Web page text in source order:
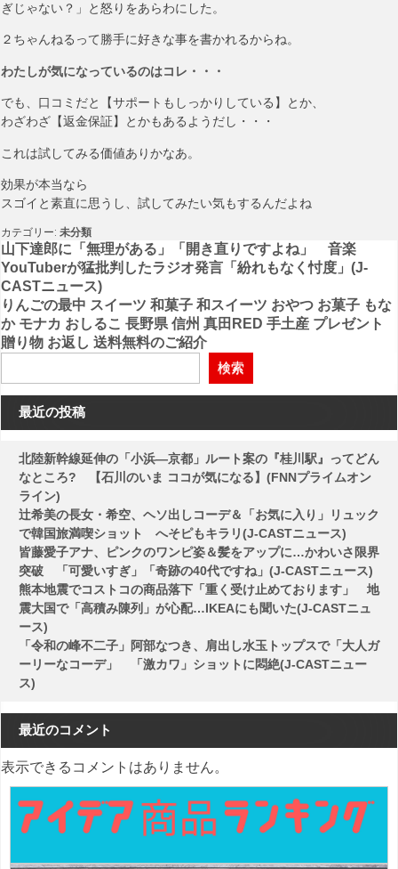
ぎじゃない？」と怒りをあらわにした。
２ちゃんねるって勝手に好きな事を書かれるからね。
わたしが気になっているのはコレ・・・
でも、口コミだと【サポートもしっかりしている】とか、
わざわざ【返金保証】とかもあるようだし・・・
これは試してみる価値ありかなあ。
効果が本当なら
スゴイと素直に思うし、試してみたい気もするんだよね
カテゴリー: 未分類
投
稿
ナ
ビ
ー
シ
ョ
ン
山下達郎に「無理がある」「開き直りですよね」 音楽
YouTuberが猛批判したラジオ発言「紛れもなく忖度」(J-
CASTニュース)
りんごの最中 スイーツ 和菓子 和スイーツ おやつ お菓子 もな
か モナカ おしるこ 長野県 信州 真田RED 手土産 プレゼント
贈り物 お返し 送料無料のご紹介
検索
最近の投稿
北陸新幹線延伸の「小浜―京都」ルート案の『桂川駅』ってどん
なところ? 【石川のいま ココが気になる】(FNNプライムオン
ライン)
辻希美の長女・希空、ヘソ出しコーデ＆「お気に入り」リュック
で韓国旅満喫ショット へそピもキラリ(J-CASTニュース)
皆藤愛子アナ、ピンクのワンピ姿＆髪をアップに…かわいさ限界
突破 「可愛いすぎ」「奇跡の40代ですね」(J-CASTニュース)
熊本地震でコストコの商品落下「重く受け止めております」 地
震大国で「高積み陳列」が心配…IKEAにも聞いた(J-CASTニュ
ース)
「令和の峰不二子」阿部なつき、肩出し水玉トップスで「大人ガ
ーリーなコーデ」 「激カワ」ショットに悶絶(J-CASTニュー
ス)
最近のコメント
表示できるコメントはありません。